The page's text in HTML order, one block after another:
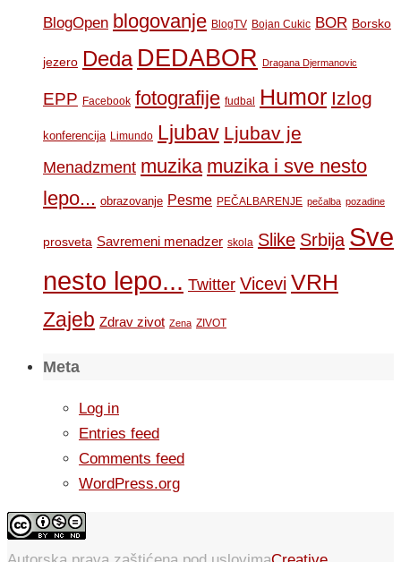
BlogOpen blogovanje BlogTV Bojan Cukic BOR Borsko
jezero Deda DEDABOR Dragana Djermanovic
EPP Facebook fotografije fudbal Humor Izlog
konferencija Limundo Ljubav Ljubav je
Menadzment muzika muzika i sve nesto
lepo... obrazovanje Pesme PEČALBARENJE pečalba pozadine
prosveta Savremeni menadzer skola Slike Srbija Sve
nesto lepo... Twitter Vicevi VRH
Zajeb Zdrav zivot Zena ZIVOT
Meta
Log in
Entries feed
Comments feed
WordPress.org